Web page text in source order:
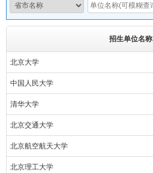
招生单位名称
北京大学
中国人民大学
清华大学
北京交通大学
北京航空航天大学
北京理工大学